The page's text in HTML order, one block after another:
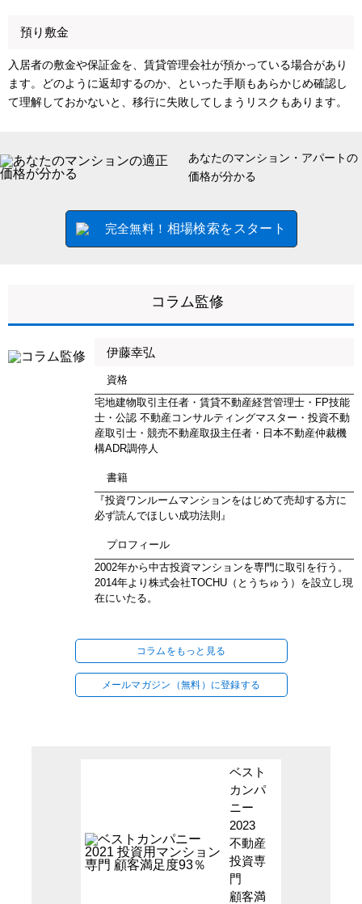
預り敷金
入居者の敷金や保証金を、賃貸管理会社が預かっている場合があり
ます。どのように返却するのか、といった手順もあらかじめ確認し
て理解しておかないと、移行に失敗してしまうリスクもあります。
あなたのマンション・アパートの
価格が分かる
完全無料！ 相場検索をスタート
コラム監修
伊藤幸弘
資格
宅地建物取引主任者・賃貸不動産経営管理士・FP技能
士・公認 不動産コンサルティングマスター・投資不動
産取引士・競売不動産取扱主任者・日本不動産仲裁機
構ADR調停人
書籍
『投資ワンルームマンションをはじめて売却する方に
必ず読んでほしい成功法則』
プロフィール
2002年から中古投資マンションを専門に取引を行う。
2014年より株式会社TOCHU（とうちゅう）を設立し現
在にいたる。
コラムをもっと見る
メールマガジン（無料）に登録する
ベスト
カンパ
ニー
2023
不動産
投資専
門
顧客満